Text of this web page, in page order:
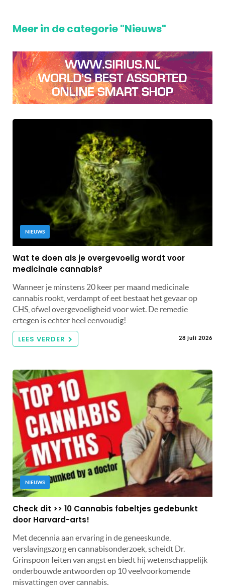
Meer in de categorie "Nieuws"
NIEUWS
Wat te doen als je overgevoelig wordt voor
medicinale cannabis?
Wanneer je minstens 20 keer per maand medicinale
cannabis rookt, verdampt of eet bestaat het gevaar op
CHS, ofwel overgevoeligheid voor wiet. De remedie
ertegen is echter heel eenvoudig!
LEES VERDER 28 juli 2026
NIEUWS
Check dit >> 10 Cannabis fabeltjes gedebunkt
door Harvard-arts!
Met decennia aan ervaring in de geneeskunde,
verslavingszorg en cannabisonderzoek, scheidt Dr.
Grinspoon feiten van angst en biedt hij wetenschappelijk
onderbouwde antwoorden op 10 veelvoorkomende
misvattingen over cannabis.